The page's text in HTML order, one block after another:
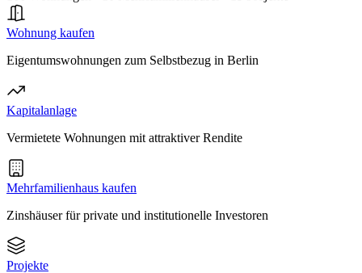
Wohnung kaufen
Eigentumswohnungen zum Selbstbezug in Berlin
Kapitalanlage
Vermietete Wohnungen mit attraktiver Rendite
Mehrfamilienhaus kaufen
Zinshäuser für private und institutionelle Investoren
Projekte